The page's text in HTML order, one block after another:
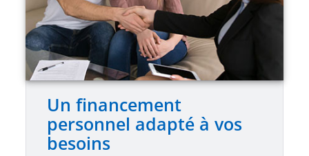
Un financement
personnel adapté à vos
besoins